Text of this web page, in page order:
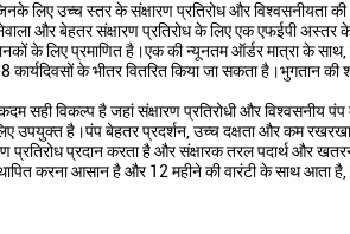
लिए उच्च स्तर के संक्षारण प्रतिरोध और विश्वसनीयता की
और बेहतर संक्षारण प्रतिरोध के लिए एक एफईपी अस्तर
के लिए प्रमाणित है।एक की न्यूनतम ऑर्डर मात्रा के साथ,
के भीतर वितरित किया जा सकता है।भुगतान की
सही विकल्प है जहां संक्षारण प्रतिरोधी और विश्वसनीय पंप
उपयुक्त है।पंप बेहतर प्रदर्शन, उच्च दक्षता और कम
प्रतिरोध प्रदान करता है और संक्षारक तरल पदार्थ और
करना आसान है और 12 महीने की वारंटी के साथ आता है,